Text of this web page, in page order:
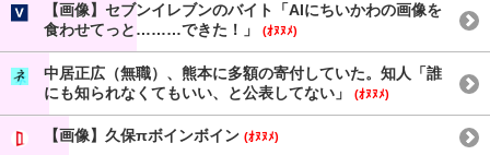
【画像】セブンイレブンのバイト「AIにちいかわの画像を
食わせてっと………できた！」
(ｵﾇﾇﾒ)
中居正広（無職）、熊本に多額の寄付していた。知人「誰
にも知られなくてもいい、と公表してない」
(ｵﾇﾇﾒ)
【画像】久保πボインボイン (ｵﾇﾇﾒ)